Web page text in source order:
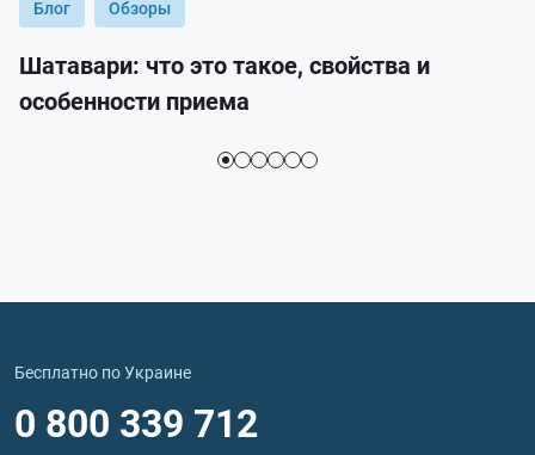
Блог Обзоры
Шатавари: что это такое, свойства и
особенности приема
Бесплатно по Украине
0 800 339 712